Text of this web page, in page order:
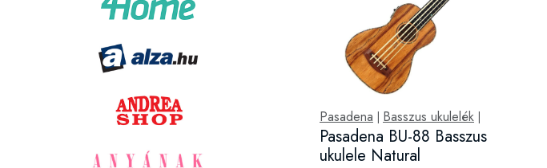
Pasadena Basszus ukulelék
Pasadena BU-88 Basszus
ukulele Natural